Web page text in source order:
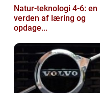
Natur-teknologi 4-6: en
verden af læring og
opdage...